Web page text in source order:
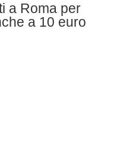
a Roma per
a 10 euro